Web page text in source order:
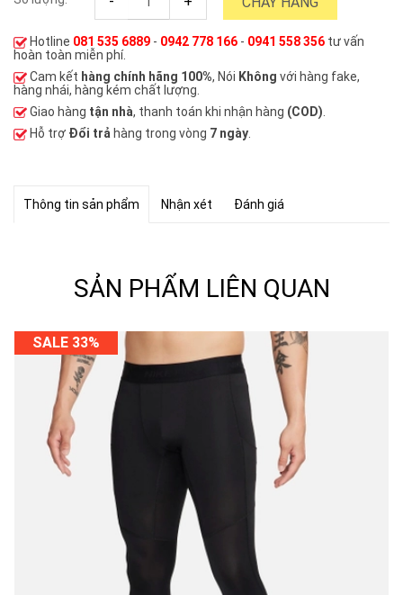
Hotline 081 535 6889 - 0942 778 166 - 0941 558 356 tư vấn
hoàn toàn miễn phí.
Cam kết hàng chính hãng 100%, Nói Không với hàng fake,
hàng nhái, hàng kém chất lượng.
Giao hàng tận nhà, thanh toán khi nhận hàng (COD)
Hỗ trợ Đổi trả hàng trong vòng 7 ngày.
Thông tin sản phẩm Nhận xét Đánh giá
SẢN PHẨM LIÊN QUAN
SALE 33%